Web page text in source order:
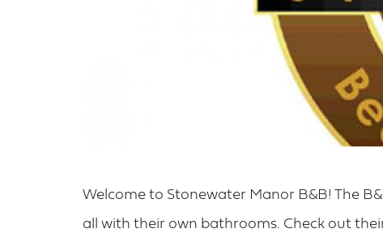
Welcome to Stonewater Manor B&B! The
all with their own bathrooms. Check out